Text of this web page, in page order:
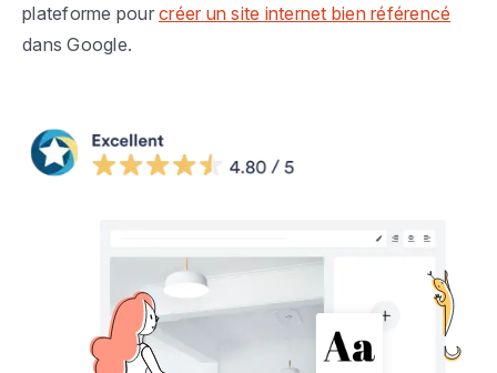
plateforme pour créer un site internet bien référencé
dans Google.